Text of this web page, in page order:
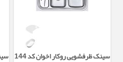
سینک ظرفشویی روکار اخوان کد 144